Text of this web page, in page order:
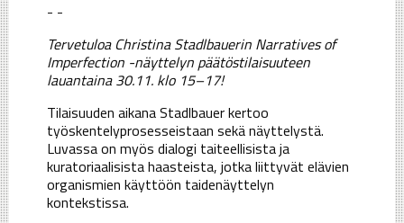
- -
Tervetuloa Christina Stadlbauerin Narratives of
Imperfection -näyttelyn päätöstilaisuuteen
lauantaina 30.11. klo 15–17!
Tilaisuuden aikana Stadlbauer kertoo
työskentelyprosesseistaan sekä näyttelystä.
Luvassa on myös dialogi taiteellisista ja
kuratoriaalisista haasteista, jotka liittyvät elävien
organismien käyttöön taidenäyttelyn
kontekstissa.